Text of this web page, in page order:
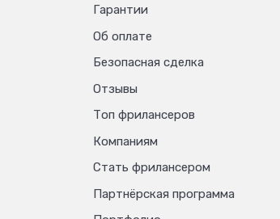
Гарантии
Об оплате
Безопасная сделка
Отзывы
Топ фрилансеров
Компаниям
Стать фрилансером
Партнёрская программа